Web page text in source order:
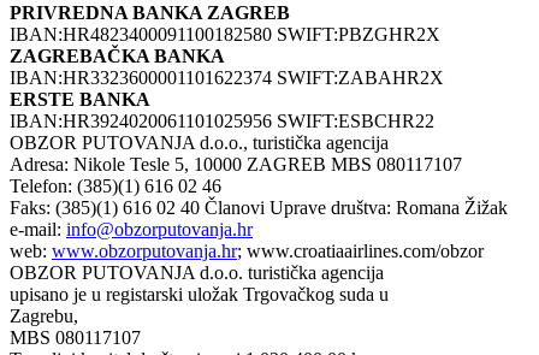
PRIVREDNA BANKA ZAGREB
IBAN:HR4823400091100182580 SWIFT:PBZGHR2X
ZAGREBAČKA BANKA
IBAN:HR3323600001101622374 SWIFT:ZABAHR2X
ERSTE BANKA
IBAN:HR3924020061101025956 SWIFT:ESBCHR22
OBZOR PUTOVANJA d.o.o., turistička agencija
Adresa: Nikole Tesle 5, 10000 ZAGREB MBS 080117107
Telefon: (385)(1) 616 02 46
Faks: (385)(1) 616 02 40 Članovi Uprave društva: Romana Žižak
e-mail: info@obzorputovanja.hr
web: www.obzorputovanja.hr; www.croatiaairlines.com/obzor
OBZOR PUTOVANJA d.o.o. turistička agencija
upisano je u registarski uložak Trgovačkog suda u
Zagrebu,
MBS 080117107